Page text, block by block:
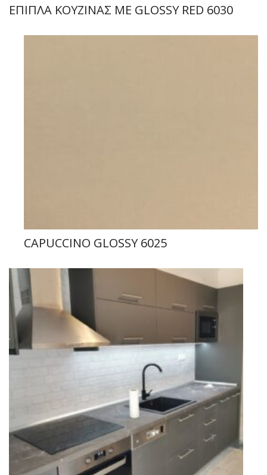
ΕΠΙΠΛΑ ΚΟΥΖΙΝΑΣ ΜΕ GLOSSY RED 6030
CAPUCCINO GLOSSY 6025